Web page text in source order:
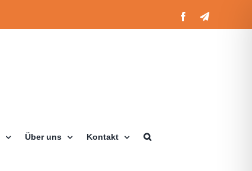
FacebookTelegram
Über uns Kontakt